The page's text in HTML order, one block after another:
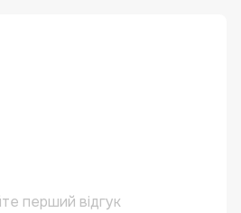
перший відгук